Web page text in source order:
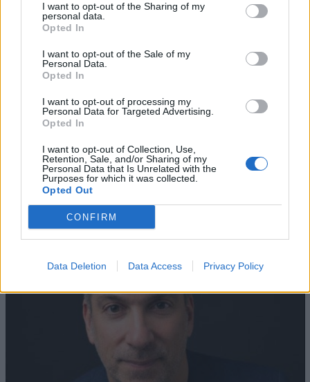
I want to opt-out of the Sharing of my
personal data.
Opted In
I want to opt-out of the Sale of my
Personal Data.
Opted In
I want to opt-out of processing my
Personal Data for Targeted Advertising.
Opted In
I want to opt-out of Collection, Use,
Retention, Sale, and/or Sharing of my
Personal Data that Is Unrelated with the
Purposes for which it was collected.
Opted Out
CONFIRM
Data Deletion Data Access Privacy Policy
AZIENDE E MERCATI
Davide Sechi 31/07/2026
Dal lusso circolare all’intelligenza artificiale: come
Lenush Saf costruisce un ecosistema tra creatività,
impresa e musica